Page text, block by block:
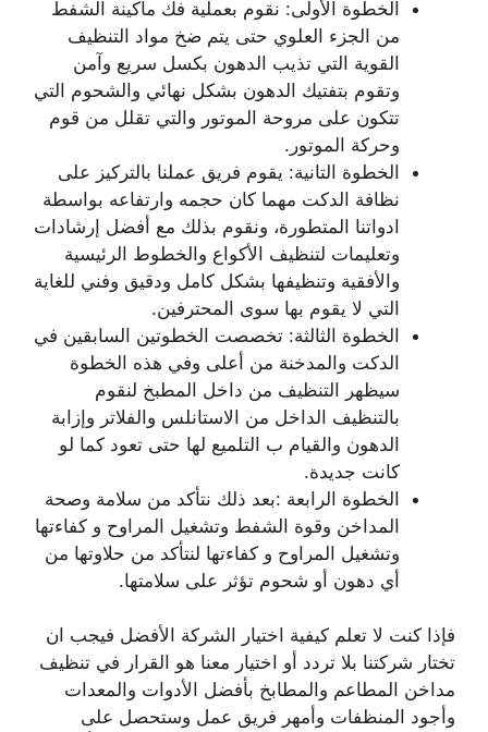
الخطوة الأولى: نقوم بعملية فك ماكينة الشفط
من الجزء العلوي حتى يتم ضخ مواد التنظيف
القوية التي تذيب الدهون بكسل سريع وآمن
وتقوم بتفتيك الدهون بشكل نهائي والشحوم التي
تتكون على مروحة الموتور والتي تقلل من قوم
وحركة الموتور.
الخطوة التانية: يقوم فريق عملنا بالتركيز على
نظافة الدكت مهما كان حجمه وارتفاعه بواسطة
ادواتنا المتطورة، ونقوم بذلك مع أفضل إرشادات
وتعليمات لتنظيف الأكواع والخطوط الرئيسية
والأفقية وتنظيفها بشكل كامل ودقيق وفني للغاية
التي لا يقوم بها سوى المحترفين.
الخطوة الثالثة: تخصصت الخطوتين السابقين في
الدكت والمدخنة من أعلى وفي هذه الخطوة
سيظهر التنظيف من داخل المطبخ لنقوم
بالتنظيف الداخل من الاستانلس والفلاتر وإزابة
الدهون والقيام ب التلميع لها حتى تعود كما لو
كانت جديدة.
الخطوة الرابعة :بعد ذلك نتأكد من سلامة وصحة
المداخن وقوة الشفط وتشغيل المراوح و كفاءتها
وتشغيل المراوح و كفاءتها لنتأكد من حلاوتها من
أي دهون أو شحوم تؤثر على سلامتها.
فإذا كنت لا تعلم كيفية اختيار الشركة الأفضل فيجب ان
تختار شركتنا بلا تردد أو اختيار معنا هو القرار في تنظيف
مداخن المطاعم والمطابخ بأفضل الأدوات والمعدات
وأجود المنظفات وأمهر فريق عمل وستحصل على